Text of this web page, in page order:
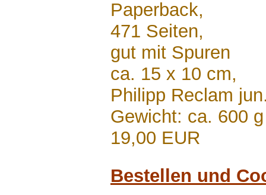
Paperback,
471 Seiten,
gut mit Spuren
ca. 15 x 10 cm,
Philipp Reclam
Gewicht: ca. 600 g
19,00 EUR
Bestellen und